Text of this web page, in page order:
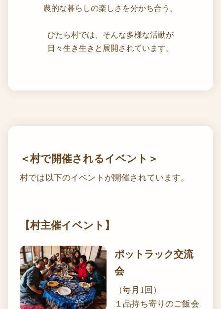
農的な暮らしの楽しさを分かち合う。
ぴたら村では、そんな多様な活動が
日々生き生きと展開されています。
＜村で開催されるイベント＞
村では以下のイベントが開催されています。
【村主催イベント】
ポットラック交流
会
（毎月1回）
１品持ち寄りのご飯会